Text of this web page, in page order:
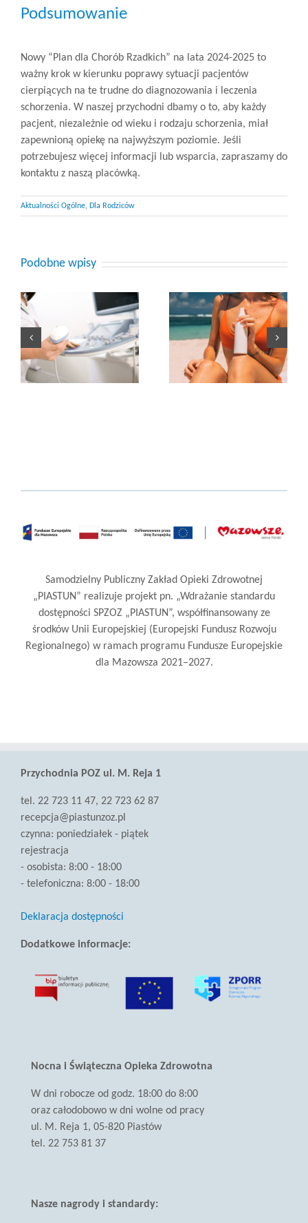
Podsumowanie
Nowy “Plan dla Chorób Rzadkich” na lata 2024-2025 to
ważny krok w kierunku poprawy sytuacji pacjentów
cierpiących na te trudne do diagnozowania i leczenia
schorzenia. W naszej przychodni dbamy o to, aby każdy
pacjent, niezależnie od wieku i rodzaju schorzenia, miał
zapewnioną opiekę na najwyższym poziomie. Jeśli
potrzebujesz więcej informacji lub wsparcia, zapraszamy do
kontaktu z naszą placówką.
Aktualności Ogólne, Dla Rodziców
Podobne wpisy
Oparzenia słoneczne
Zakażenia
pokarmowe latem
Samodzielny Publiczny Zakład Opieki Zdrowotnej
„PIASTUN” realizuje projekt pn. „Wdrażanie standardu
dostępności SPZOZ „PIASTUN”, współfinansowany ze
środków Unii Europejskiej (Europejski Fundusz Rozwoju
Regionalnego) w ramach programu Fundusze Europejskie
dla Mazowsza 2021–2027.
Przychodnia POZ ul. M. Reja 1
tel. 22 723 11 47, 22 723 62 87
recepcja@piastunzoz.pl
czynna: poniedziałek - piątek
rejestracja
- osobista: 8:00 - 18:00
- telefoniczna: 8:00 - 18:00
Deklaracja dostępności
Dodatkowe informacje:
otwiera
Nocna i Świąteczna Opieka Zdrowotna
W dni robocze od godz. 18:00 do 8:00
oraz całodobowo w dni wolne od pracy
ul. M. Reja 1, 05-820 Piastów
tel. 22 753 81 37
Nasze nagrody i standardy: